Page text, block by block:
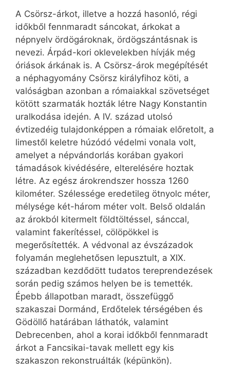
A Csörsz-árkot, illetve a hozzá hasonló, régi
időkből fennmaradt sáncokat, árkokat a
népnyelv ördögároknak, ördögszántásnak is
nevezi. Árpád-kori oklevelekben hívják még
óriások árkának is. A Csörsz-árok megépítését
a néphagyomány Csörsz királyfihoz köti, a
valóságban azonban a rómaiakkal szövetséget
kötött szarmaták hozták létre Nagy Konstantin
uralkodása idején. A IV. század utolsó
évtizedéig tulajdonképpen a rómaiak előretolt, a
limestől keletre húzódó védelmi vonala volt,
amelyet a népvándorlás korában gyakori
támadások kivédésére, elterelésére hoztak
létre. Az egész árokrendszer hossza 1260
kilométer. Szélessége eredetileg ötnyolc méter,
mélysége két-három méter volt. Belső oldalán
az árokból kitermelt földtöltéssel, sánccal,
valamint fakerítéssel, cölöpökkel is
megerősítették. A védvonal az évszázadok
folyamán meglehetősen lepusztult, a XIX.
században kezdődött tudatos tereprendezések
során pedig számos helyen be is temették.
Épebb állapotban maradt, összefüggő
szakaszai Dormánd, Erdőtelek térségében és
Gödöllő határában láthatók, valamint
Debrecenben, ahol a korai időkből fennmaradt
árkot a Fancsikai-tavak mellett egy kis
szakaszon rekonstruálták (képünkön).